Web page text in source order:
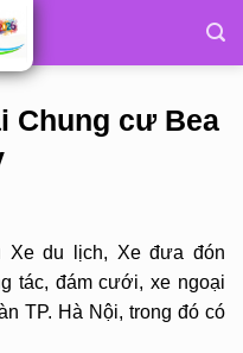
Chung cư Bea
Xe du lịch, Xe đưa đón
tác, đám cưới, xe ngoại
TP. Hà Nội, trong đó có